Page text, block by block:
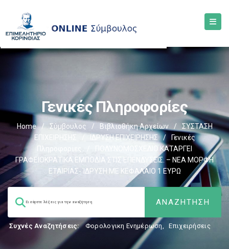
Γενικές Πληροφορίες
Home / Σύμβουλος / Βιβλιοθήκη Αρχείων /
ΣΥΣΤΑΣΗ
ΕΠΙΧΕΙΡΗΣΗΣ
/ ΙΔΡΥΣΗ ΕΠΙΧΕΙΡΗΣΗΣ /
Γενικές
Πληροφορίες
ΠΟΛΥΝΟΜΟΣΧΕΔΙΟ ΚΑΤΑΡΓΕΙ
ΓΡΑΦΕΙΟΚΡΑΤΙΚΑ ΕΜΠΟΔΙΑ ΣΤΙΣ ΕΠΕΝΔΥΣΕΙΣ. – ΝΕΑ ΜΟΡΦΗ
ΕΤΑΙΡΙΑΣ- ΊΔΡΥΣΗ ΜΕ ΚΕΦΑΛΑΙΟ 1 ΕΥΡΩ
Συχνές Αναζητήσεις: Φορολογικη Ενημέρωση, Επιχειρήσεις